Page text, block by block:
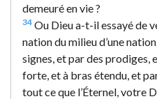
demeuré en vie ?
34 Ou Dieu a-t-il essayé de
nation du milieu d’une
signes, et par des prodiges,
forte, et à bras étendu, et
tout ce que l’Éternel, votre